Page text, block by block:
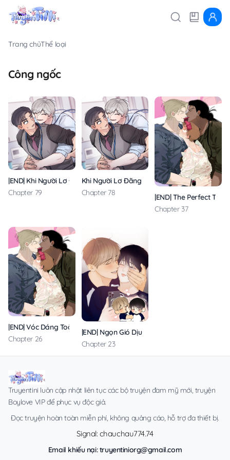
Trang chủThể loại
Công ngốc
|END| Khi Người Lơ Đãng
Chapter 79
Khi Người Lơ Đãng
Chapter 78
|END| The Perfect
Chapter 37
|END| Vóc Dáng Toàn Mỹ
Chapter 26
|END| Ngọn Gió Dịu Dàng
Chapter 23
Truyentini luôn cập nhật liên tục các bộ truyện đam mỹ mới, truyện
Boylove VIP để phục vụ độc giả.
Đọc truyện hoàn toàn miễn phí, không quảng cáo, hỗ trợ đa thiết bị.
Signal: chauchau774.74
Email khiếu nại:truyentiniorg@gmail.com